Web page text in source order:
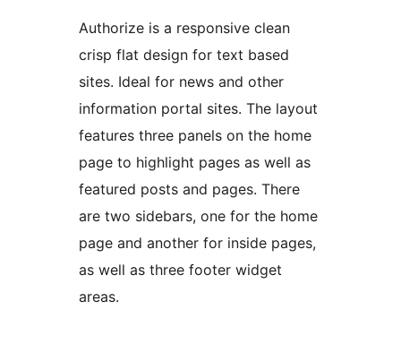
Authorize is a responsive clean
crisp flat design for text based
sites. Ideal for news and other
information portal sites. The layout
features three panels on the home
page to highlight pages as well as
featured posts and pages. There
are two sidebars, one for the home
page and another for inside pages,
as well as three footer widget
areas.